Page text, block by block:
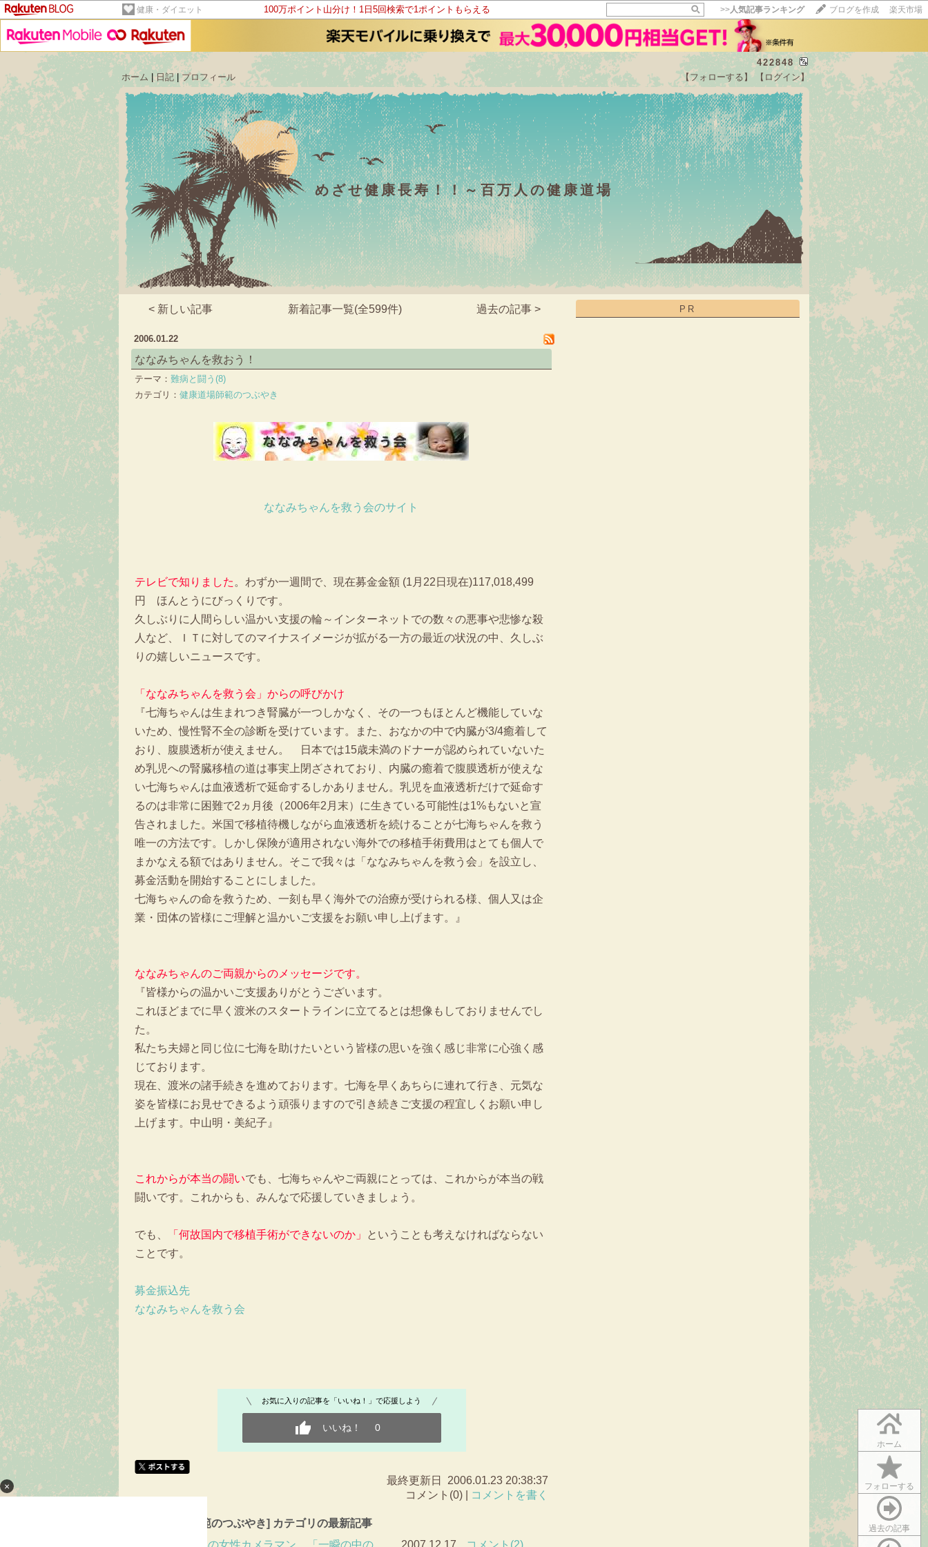
健康・ダイエット 100万ポイント山分け！1日5回検索で1ポイントもらえる >>人気記事ランキング ブログを作成 楽天市場
422848
ホーム |日記|プロフィール 【フォローする】 【ログイン】
めざせ健康長寿！！～百万人の健康道場
ホーム
フォローする
過去の記事
【毎日開催】
15記事にいいね！で1ポイント
10秒滞在
いいね! --/--
< 新しい記事 新着記事一覧(全599件) 過去の記事 >
2006.01.22
ななみちゃんを救おう！
テーマ：難病と闘う(8)
カテゴリ：健康道場師範のつぶやき
ななみちゃんを救う会のサイト
テレビで知りました 。わずか一週間で、現在募金金額 (1月22日現在)117,018,499
円 ほんとうにびっくりです。
久しぶりに人間らしい温かい支援の輪～インターネットでの数々の悪事や悲惨な殺
人など、ＩＴに対してのマイナスイメージが拡がる一方の最近の状況の中、久しぶ
りの嬉しいニュースです。
「ななみちゃんを救う会」からの呼びかけ
『七海ちゃんは生まれつき腎臓が一つしかなく、その一つもほとんど機能していな
いため、慢性腎不全の診断を受けています。また、おなかの中で内臓が3/4癒着して
おり、腹膜透析が使えません。 日本では15歳未満のドナーが認められていないた
め乳児への腎臓移植の道は事実上閉ざされており、内臓の癒着で腹膜透析が使えな
い七海ちゃんは血液透析で延命するしかありません。乳児を血液透析だけで延命す
るのは非常に困難で2ヵ月後（2006年2月末）に生きている可能性は1%もないと宣
告されました。米国で移植待機しながら血液透析を続けることが七海ちゃんを救う
唯一の方法です。しかし保険が適用されない海外での移植手術費用はとても個人で
まかなえる額ではありません。そこで我々は「ななみちゃんを救う会」を設立し、
募金活動を開始することにしました。
七海ちゃんの命を救うため、一刻も早く海外での治療が受けられる様、個人又は企
業・団体の皆様にご理解と温かいご支援をお願い申し上げます。』
ななみちゃんのご両親からのメッセージです。
『皆様からの温かいご支援ありがとうございます。
これほどまでに早く渡米のスタートラインに立てるとは想像もしておりませんでし
た。
私たち夫婦と同じ位に七海を助けたいという皆様の思いを強く感じ非常に心強く感
じております。
現在、渡米の諸手続きを進めております。七海を早くあちらに連れて行き、元気な
姿を皆様にお見せできるよう頑張りますので引き続きご支援の程宜しくお願い申し
上げます。中山明・美紀子』
これからが本当の闘いでも、七海ちゃんやご両親にとっては、これからが本当の戦
闘いです。これからも、みんなで応援していきましょう。
でも、 「何故国内で移植手術ができないのか」
ということも考えなければならない
ことです。
募金振込先
ななみちゃんを救う会
お気に入りの記事を「いいね！」で応援しよう
いいね！ 0
最終更新日 2006.01.23 20:38:37
コメント(0) |
コメントを書く
[健康道場師範のつぶやき] カテゴリの最新記事
余命１年の女性カメラマン 「一瞬の中の…
2007.12.17 コメント(2)
PR
×